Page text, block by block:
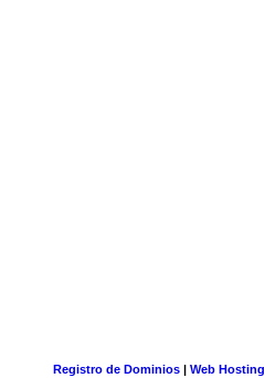
Registro de Dominios| Web Hosting